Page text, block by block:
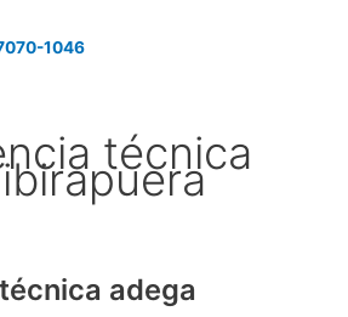
1046
técnica
adega